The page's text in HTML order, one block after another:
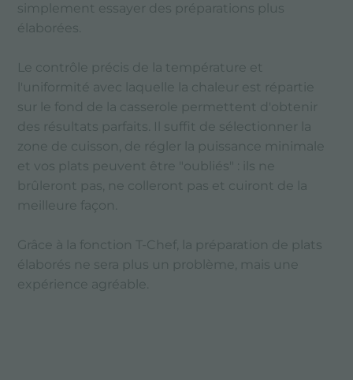
simplement essayer des préparations plus
élaborées.
Le contrôle précis de la température et
l'uniformité avec laquelle la chaleur est répartie
sur le fond de la casserole permettent d'obtenir
des résultats parfaits. Il suffit de sélectionner la
zone de cuisson, de régler la puissance minimale
et vos plats peuvent être "oubliés" : ils ne
brûleront pas, ne colleront pas et cuiront de la
meilleure façon.
Grâce à la fonction T-Chef, la préparation de plats
élaborés ne sera plus un problème, mais une
expérience agréable.